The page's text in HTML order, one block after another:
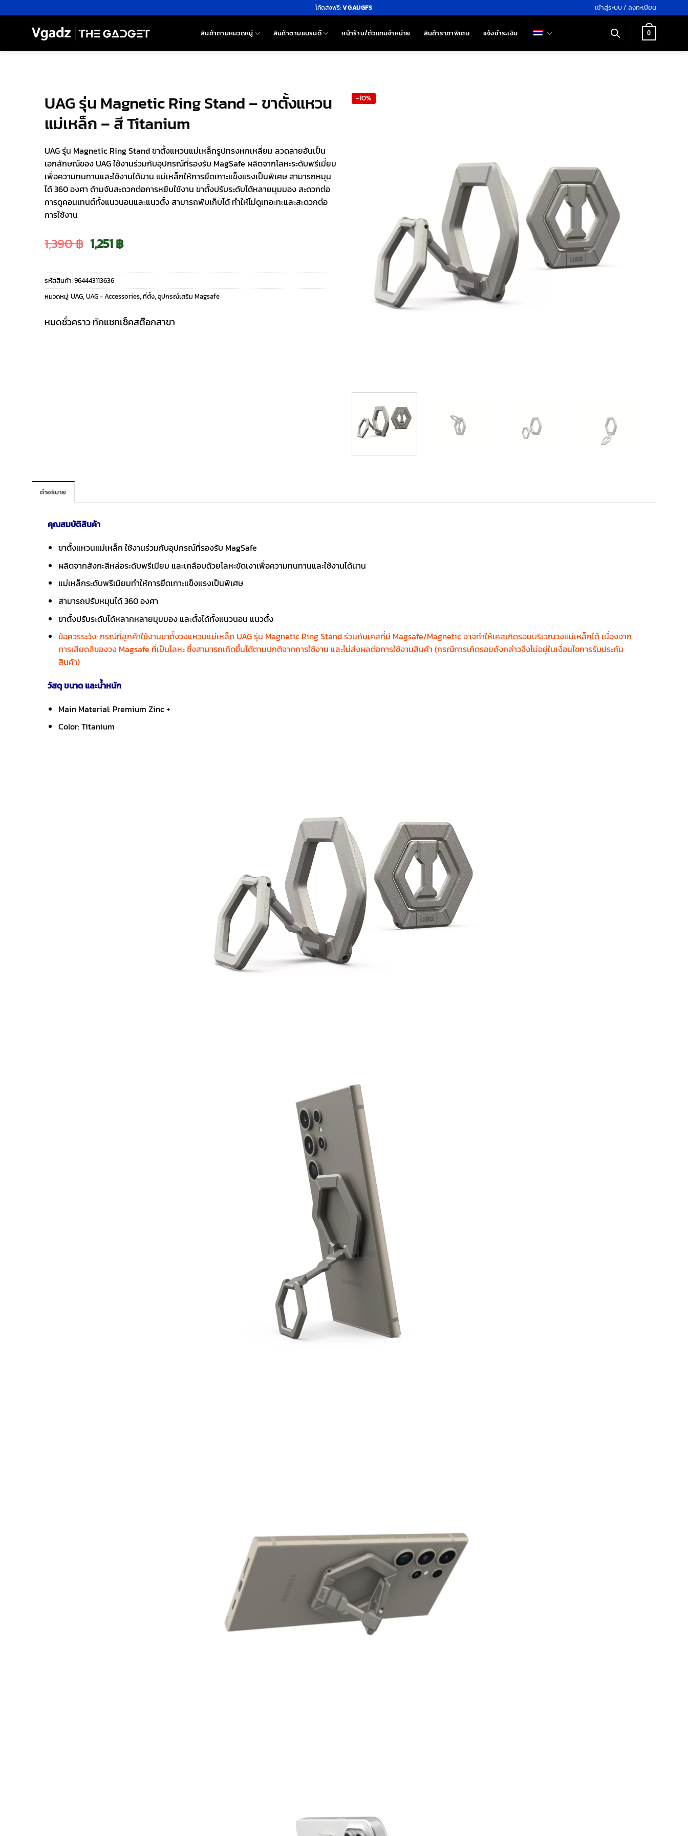
ไป
โค้ดส่งฟรี:VGAUGFS เข้าสู่ระบบ / ลงทะเบียน
สินค้าตามหมวดหมู่ สินค้าตามแบรนด์ หน้าร้าน/ตัวแทนจำหน่าย สินค้าราคาพิเศษ แจ้งชำระเงิน 0
UAG รุ่น Magnetic Ring Stand – ขาตั้งแหวน
แม่เหล็ก – สี Titanium
UAG รุ่น Magnetic Ring Stand ขาตั้งแหวนแม่เหล็กรูปทรงหกเหลี่ยม ลวดลายอันเป็น
เอกลักษณ์ของ UAG ใช้งานร่วมกับอุปกรณ์ที่รองรับ MagSafe ผลิตจากโลหะระดับพรีเมี่ยม
เพื่อความทนทานและใช้งานได้นาน แม่เหล็กให้การยึดเกาะแข็งแรงเป็นพิเศษ สามารถหมุน
ได้ 360 องศา ด้ามจับสะดวกต่อการหยิบใช้งาน ขาตั้งปรับระดับได้หลายมุมมอง สะดวกต่อ
การดูคอนเทนต์ทั้งแนวนอนและแนวตั้ง สามารถพับเก็บได้ ทำให้ไม่ดูเทอะทะและสะดวกต่อ
การใช้งาน
1,390฿ Original
price
was:
1,390 ฿.
1,251฿Current
price
is:
1,251 ฿.
รหัสสินค้า:964443113636
หมวดหมู่:UAG, UAG - Accessories, ที่ตั้ง, อุปกรณ์เสริม Magsafe
หมดชั่วคราว ทักแชทเช็คสต๊อกสาขา
-10%
คำอธิบาย
คุณสมบัติสินค้า
ขาตั้งแหวนแม่เหล็ก ใช้งานร่วมกับอุปกรณ์ที่รองรับ MagSafe
ผลิตจากสังกะสีหล่อระดับพรีเมียม และเคลือบด้วยโลหะขัดเงาเพื่อความทนทานและใช้งานได้นาน
แม่เหล็กระดับพรีเมียมทำให้การยึดเกาะแข็งแรงเป็นพิเศษ
สามารถปรับหมุนได้ 360 องศา
ขาตั้งปรับระดับได้หลากหลายมุมมอง และตั้งได้ทั้งแนวนอน แนวตั้ง
ข้อควรระวัง: กรณีที่ลูกค้าใช้งานขาตั้งวงแหวนแม่เหล็ก UAG รุ่น Magnetic Ring Stand ร่วมกับเคสที่มี Magsafe/Magnetic อาจทำให้เคสเกิดรอยบริเวณวงแม่เหล็กได้ เนื่องจาก
การเสียดสีของวง Magsafe ที่เป็นโลหะ ซึ่งสามารถเกิดขึ้นได้ตามปกติจากการใช้งาน และไม่ส่งผลต่อการใช้งานสินค้า (กรณีการเกิดรอยดังกล่าวจึงไม่อยู่ในเงื่อนไขการรับประกัน
สินค้า)
วัสดุ ขนาด และน้ำหนัก
Main Material: Premium Zinc +
Color: Titanium